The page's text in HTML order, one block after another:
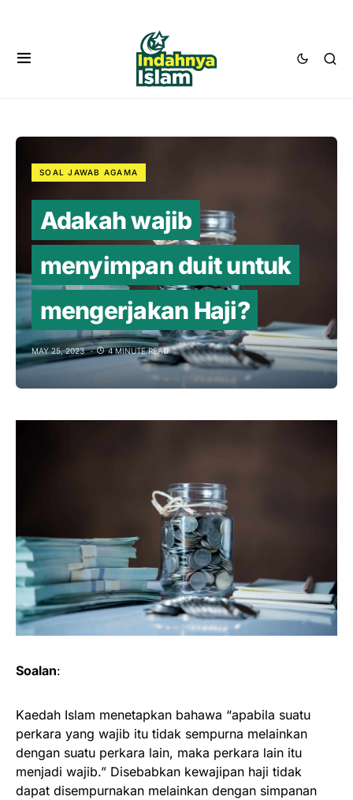
SOAL JAWAB AGAMA
Adakah wajib
menyimpan duit untuk
mengerjakan Haji?
MAY 25, 2023 4 MINUTE READ
Soalan:
Kaedah Islam menetapkan bahawa “apabila suatu
perkara yang wajib itu tidak sempurna melainkan
dengan suatu perkara lain, maka perkara lain itu
menjadi wajib.” Disebabkan kewajipan haji tidak
dapat disempurnakan melainkan dengan simpanan